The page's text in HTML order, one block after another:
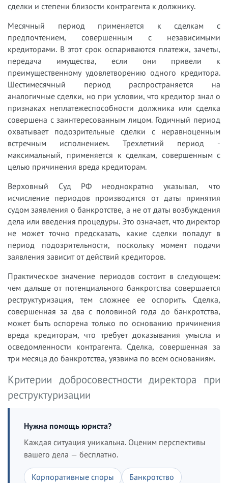
сделки и степени близости контрагента к должнику.
Месячный период применяется к сделкам с
предпочтением, совершенным с независимыми
кредиторами. В этот срок оспариваются платежи, зачеты,
передача имущества, если они привели к
преимущественному удовлетворению одного кредитора.
Шестимесячный период распространяется на
аналогичные сделки, но при условии, что кредитор знал о
признаках неплатежеспособности должника или сделка
совершена с заинтересованным лицом. Годичный период
охватывает подозрительные сделки с неравноценным
встречным исполнением. Трехлетний период -
максимальный, применяется к сделкам, совершенным с
целью причинения вреда кредиторам.
Верховный Суд РФ неоднократно указывал, что
исчисление периодов производится от даты принятия
судом заявления о банкротстве, а не от даты возбуждения
дела или введения процедуры. Это означает, что директор
не может точно предсказать, какие сделки попадут в
период подозрительности, поскольку момент подачи
заявления зависит от действий кредиторов.
Практическое значение периодов состоит в следующем:
чем дальше от потенциального банкротства совершается
реструктуризация, тем сложнее ее оспорить. Сделка,
совершенная за два с половиной года до банкротства,
может быть оспорена только по основанию причинения
вреда кредиторам, что требует доказывания умысла и
осведомленности контрагента. Сделка, совершенная за
три месяца до банкротства, уязвима по всем основаниям.
Критерии добросовестности директора при
реструктуризации
Нужна помощь юриста?
Каждая ситуация уникальна. Оценим перспективы
вашего дела — бесплатно.
Корпоративные споры Банкротство